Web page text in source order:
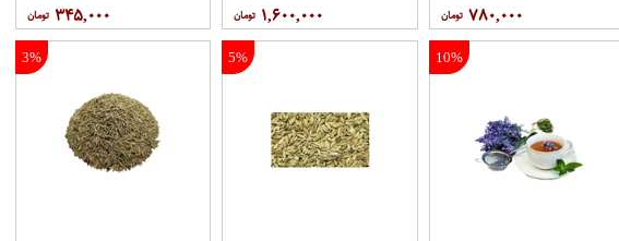
۷۸۰,۰۰۰ ۱,۶۰۰,۰۰۰ ۳۴۵,۰۰۰
10%
5%
3%